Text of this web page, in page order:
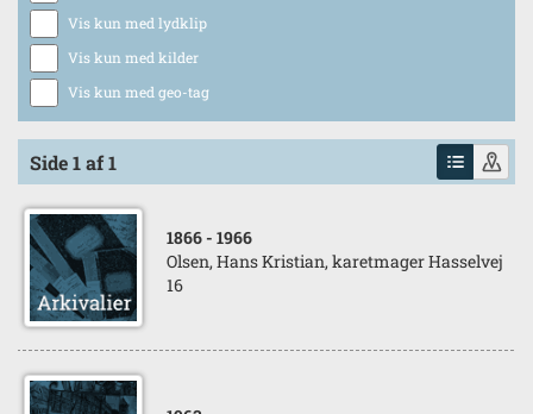
Vis kun med lydklip
Vis kun med kilder
Vis kun med geo-tag
Side 1 af 1
1866 - 1966
Olsen, Hans Kristian, karetmager Hasselvej
16